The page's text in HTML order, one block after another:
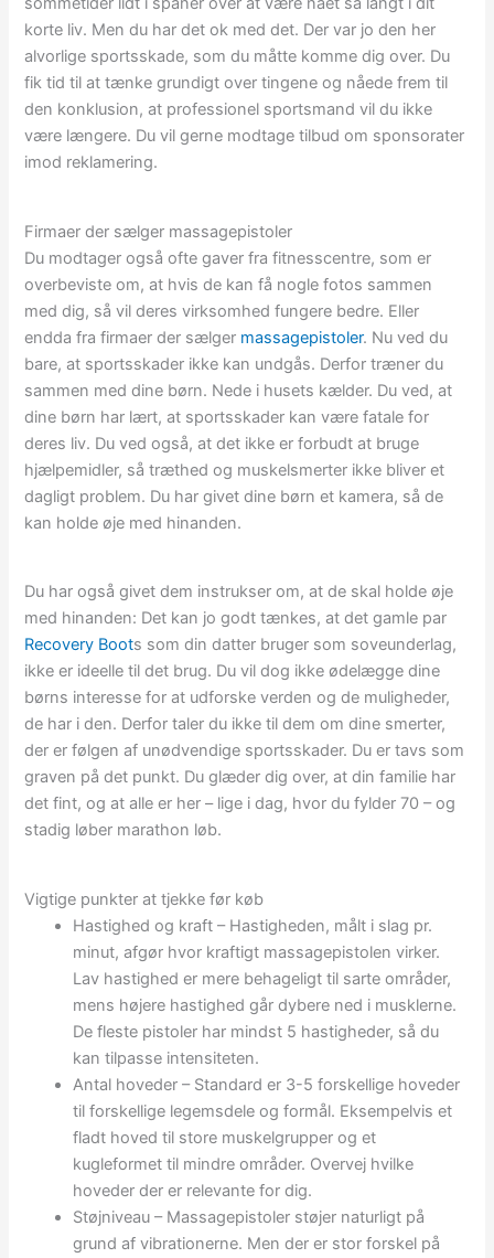
korte liv. Men du har det ok med det. Der var jo den her
alvorlige sportsskade, som du måtte komme dig over. Du
fik tid til at tænke grundigt over tingene og nåede frem til
den konklusion, at professionel sportsmand vil du ikke
være længere. Du vil gerne modtage tilbud om sponsorater
imod reklamering.
Firmaer der sælger massagepistoler
Du modtager også ofte gaver fra fitnesscentre, som er
overbeviste om, at hvis de kan få nogle fotos sammen
med dig, så vil deres virksomhed fungere bedre. Eller
endda fra firmaer der sælger massagepistoler. Nu ved du
bare, at sportsskader ikke kan undgås. Derfor træner du
sammen med dine børn. Nede i husets kælder. Du ved, at
dine børn har lært, at sportsskader kan være fatale for
deres liv. Du ved også, at det ikke er forbudt at bruge
hjælpemidler, så træthed og muskelsmerter ikke bliver et
dagligt problem. Du har givet dine børn et kamera, så de
kan holde øje med hinanden.
Du har også givet dem instrukser om, at de skal holde øje
med hinanden: Det kan jo godt tænkes, at det gamle par
Recovery Boots som din datter bruger som soveunderlag,
ikke er ideelle til det brug. Du vil dog ikke ødelægge dine
børns interesse for at udforske verden og de muligheder,
de har i den. Derfor taler du ikke til dem om dine smerter,
der er følgen af unødvendige sportsskader. Du er tavs som
graven på det punkt. Du glæder dig over, at din familie har
det fint, og at alle er her – lige i dag, hvor du fylder 70 – og
stadig løber marathon løb.
Vigtige punkter at tjekke før køb
Hastighed og kraft – Hastigheden, målt i slag pr.
minut, afgør hvor kraftigt massagepistolen virker.
Lav hastighed er mere behageligt til sarte områder,
mens højere hastighed går dybere ned i musklerne.
De fleste pistoler har mindst 5 hastigheder, så du
kan tilpasse intensiteten.
Antal hoveder – Standard er 3-5 forskellige hoveder
til forskellige legemsdele og formål. Eksempelvis et
fladt hoved til store muskelgrupper og et
kugleformet til mindre områder. Overvej hvilke
hoveder der er relevante for dig.
Støjniveau – Massagepistoler støjer naturligt på
grund af vibrationerne. Men der er stor forskel på